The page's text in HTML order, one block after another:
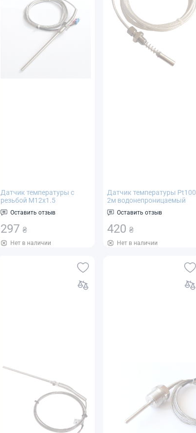
Датчик температуры с
резьбой М12х1.5
термосопротивление Pt100
XKWZP-291
Оставить отзыв
297₴
Нет в наличии
Датчик температуры Pt100
2м водонепроницаемый
(термосопротивление)
-50...+200°C
Оставить отзыв
420₴
Нет в наличии